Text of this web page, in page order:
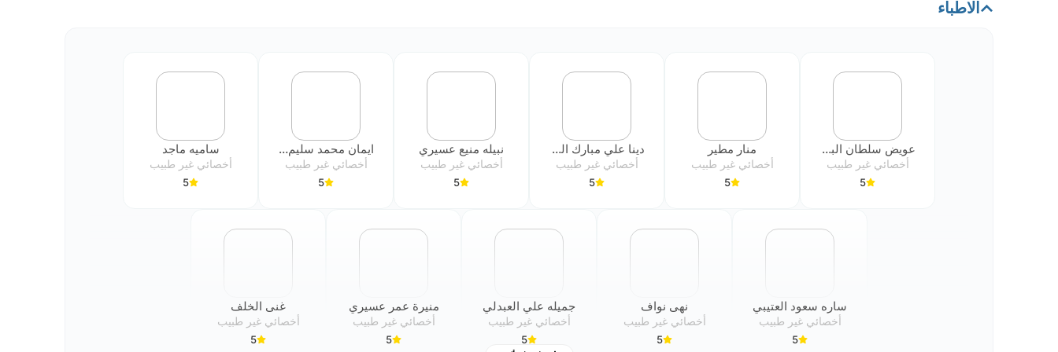
الاطباء
عويض سلطان البقمي
أخصائي غير طبيب
5
منار مطير
أخصائي غير طبيب
5
دينا علي مبارك السبيعي
أخصائي غير طبيب
5
نبيله منيع عسيري
أخصائي غير طبيب
5
ايمان محمد سليم دهلوي
أخصائي غير طبيب
5
ساميه ماجد
أخصائي غير طبيب
5
ساره سعود العتيبي
أخصائي غير طبيب
5
نهى نواف
أخصائي غير طبيب
5
جميله علي العبدلي
أخصائي غير طبيب
5
منيرة عمر عسيري
أخصائي غير طبيب
5
غنى الخلف
أخصائي غير طبيب
5